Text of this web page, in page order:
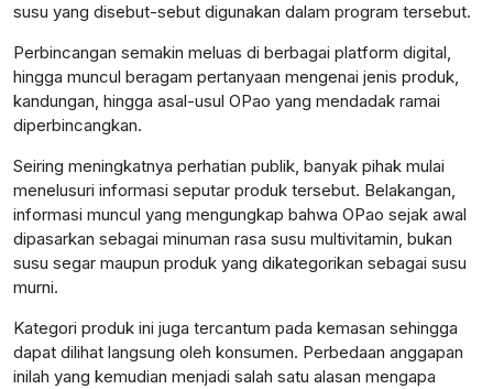
lensabidik.com
susu yang disebut-sebut digunakan dalam program tersebut.
Perbincangan semakin meluas di berbagai platform digital,
hingga muncul beragam pertanyaan mengenai jenis produk,
kandungan, hingga asal-usul OPao yang mendadak ramai
diperbincangkan.
Seiring meningkatnya perhatian publik, banyak pihak mulai
menelusuri informasi seputar produk tersebut. Belakangan,
informasi muncul yang mengungkap bahwa OPao sejak awal
dipasarkan sebagai minuman rasa susu multivitamin, bukan
susu segar maupun produk yang dikategorikan sebagai susu
murni.
Kategori produk ini juga tercantum pada kemasan sehingga
dapat dilihat langsung oleh konsumen. Perbedaan anggapan
inilah yang kemudian menjadi salah satu alasan mengapa